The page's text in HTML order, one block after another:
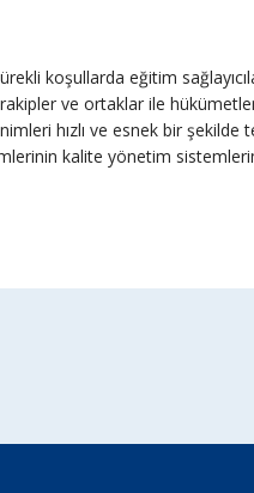
koşullarda eğitim
ve ortaklar ile
hızlı ve esnek bir şekilde
kalite yönetim